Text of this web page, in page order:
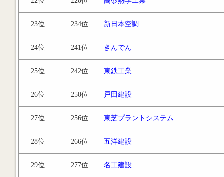
23位 234位 新日本空調
24位 241位 きんでん
25位 242位 東鉄工業
26位 250位 戸田建設
27位 256位 東芝プラントシステム
28位 266位 五洋建設
29位 277位 名工建設